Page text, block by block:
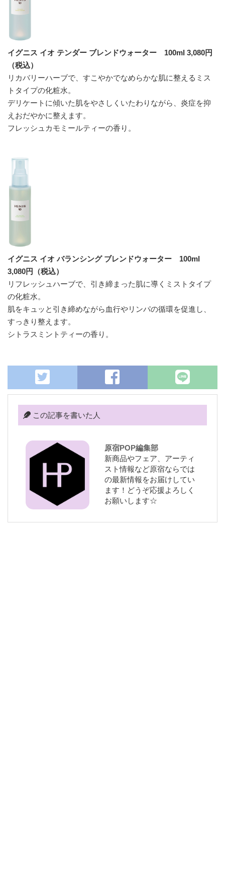
イグニス イオ テンダー ブレンドウォーター 100ml 3,080円
（税込）
リカバリーハーブで、すこやかでなめらかな肌に整えるミス
トタイプの化粧水。
デリケートに傾いた肌をやさしくいたわりながら、炎症を抑
えおだやかに整えます。
フレッシュカモミールティーの香り。
イグニス イオ バランシング ブレンドウォーター 100ml
3,080円（税込）
リフレッシュハーブで、引き締まった肌に導くミストタイプ
の化粧水。
肌をキュッと引き締めながら血行やリンパの循環を促進し、
すっきり整えます。
シトラスミントティーの香り。
この記事を書いた人
原宿POP編集部
新商品やフェア、アーティ
スト情報など原宿ならでは
の最新情報をお届けしてい
ます！どうぞ応援よろしく
お願いします☆